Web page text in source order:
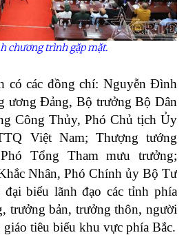
chương trình gặp mặt.
có các đồng chí: Nguyễn Đình
ương Đảng, Bộ trưởng Bộ Dân
Công Thủy, Phó Chủ tịch Ủy
Việt Nam; Thượng tướng
Tổng Tham mưu trưởng;
Nhân, Phó Chính ủy Bộ Tư
biểu lãnh đạo các tỉnh phía
trưởng bản, trưởng thôn, người
tiêu biểu khu vực phía Bắc.